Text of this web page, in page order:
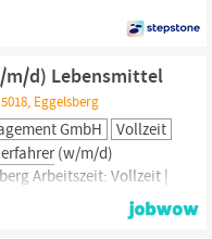
sorgst du dafür, dass
Am Standort in
sie fachgerecht
m/d) Lebensmittel
Eggelsberg
GmbH
Vollzeit
(w/m/d)
Arbeitszeit: Vollzeit |
arbeitest zuverlässig
Lager den Überblick?